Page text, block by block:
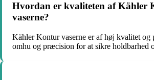
Hvordan er kvaliteten af Kähler
vaserne?
Kähler Kontur vaserne er af høj kvalitet og
omhu og præcision for at sikre holdbarhed